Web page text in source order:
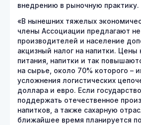
внедрению в рыночную практику.
«В нынешних тяжелых
члены Ассоциации предлагают
производителей и население
акцизный налог на напитки. Цены
питания, напитки и так
на сырье, около 70% которого –
усложнения логистических
доллара и евро. Если
поддержать отечественное
напитков, а также сахарную
ближайшее время планируется